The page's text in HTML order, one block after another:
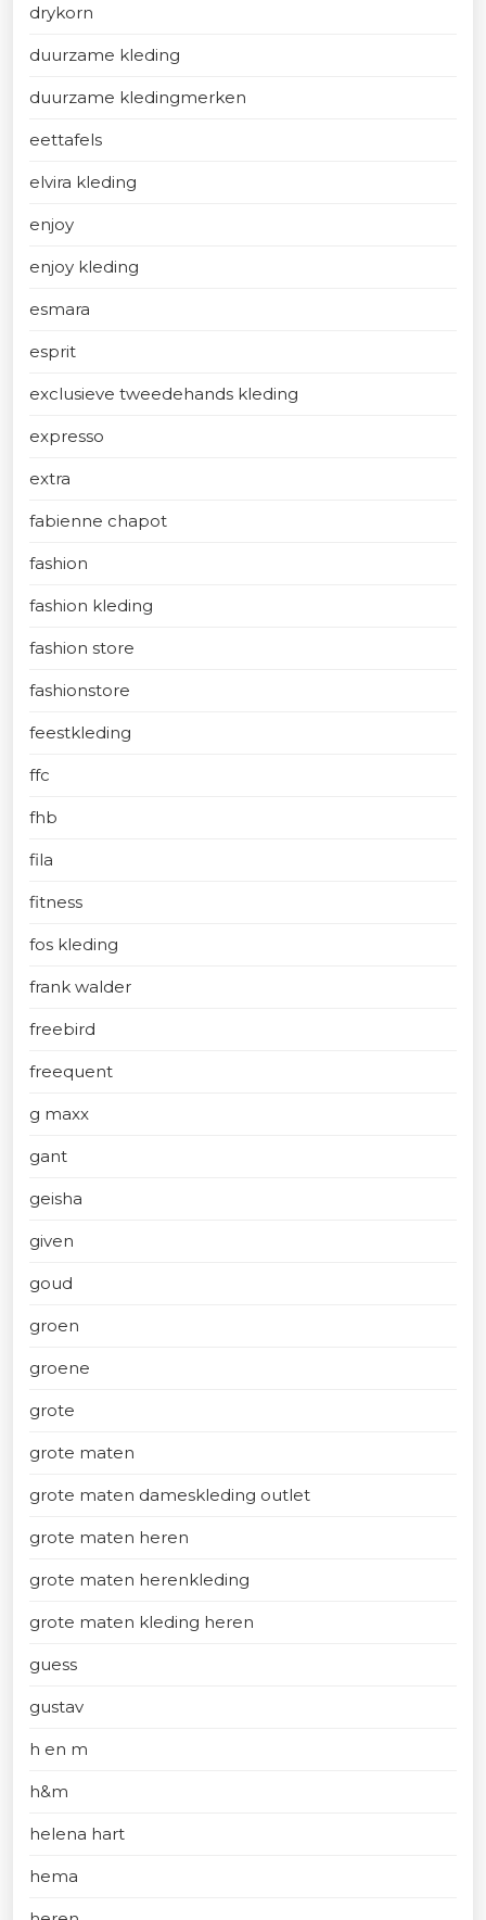
drykorn
duurzame kleding
duurzame kledingmerken
eettafels
elvira kleding
enjoy
enjoy kleding
esmara
esprit
exclusieve tweedehands kleding
expresso
extra
fabienne chapot
fashion
fashion kleding
fashion store
fashionstore
feestkleding
ffc
fhb
fila
fitness
fos kleding
frank walder
freebird
freequent
g maxx
gant
geisha
given
goud
groen
groene
grote
grote maten
grote maten dameskleding outlet
grote maten heren
grote maten herenkleding
grote maten kleding heren
guess
gustav
h en m
h&m
helena hart
hema